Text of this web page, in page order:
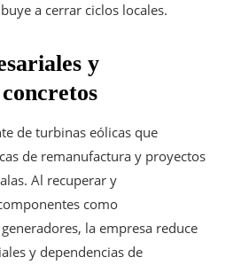
a cerrar ciclos locales.
y
de turbinas eólicas que
de remanufactura y proyectos
Al recuperar y
como
la empresa reduce
y dependencias de